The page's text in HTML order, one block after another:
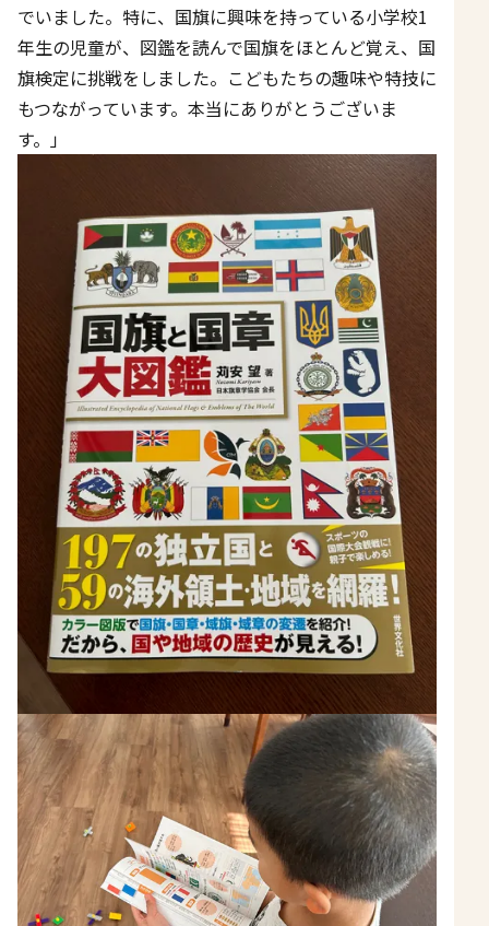
でいました。特に、国旗に興味を持っている小学校1
年生の児童が、図鑑を読んで国旗をほとんど覚え、国
旗検定に挑戦をしました。こどもたちの趣味や特技に
もつながっています。本当にありがとうございま
す。」